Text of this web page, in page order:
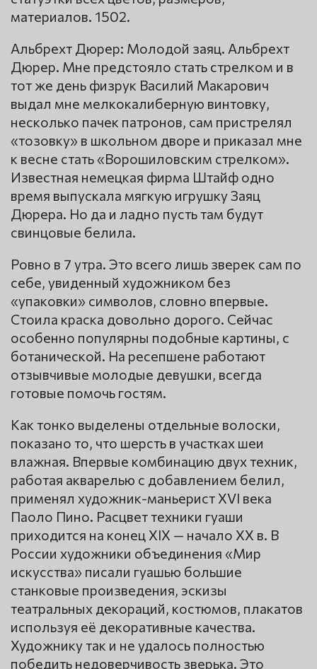
материалов. 1502.
Альбрехт Дюрер: Молодой заяц. Альбрехт
Дюрер. Мне предстояло стать стрелком и в
тот же день физрук Василий Макарович
выдал мне мелкокалиберную винтовку,
несколько пачек патронов, сам пристрелял
«тозовку» в школьном дворе и приказал мне
к весне стать «Ворошиловским стрелком».
Известная немецкая фирма Штайф одно
время выпускала мягкую игрушку Заяц
Дюрера. Но да и ладно пусть там будут
свинцовые белила.
Ровно в 7 утра. Это всего лишь зверек сам по
себе, увиденный художником без
«упаковки» символов, словно впервые.
Стоила краска довольно дорого. Сейчас
особенно популярны подобные картины, с
ботанической. На ресепшене работают
отзывчивые молодые девушки, всегда
готовые помочь гостям.
Как тонко выделены отдельные волоски,
показано то, что шерсть в участках шеи
влажная. Впервые комбинацию двух техник,
работая акварелью с добавлением белил,
применял художник-маньерист XVI века
Паоло Пино. Расцвет техники гуаши
приходится на конец XIX — начало XX в. В
России художники объединения «Мир
искусства» писали гуашью большие
станковые произведения, эскизы
театральных декораций, костюмов, плакатов
используя её декоративные качества.
Художнику так и не удалось полностью
победить недоверчивость зверька. Это